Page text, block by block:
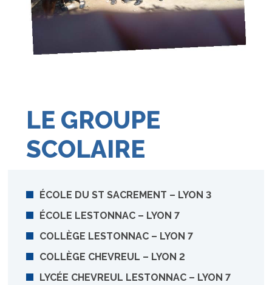
LE GROUPE
SCOLAIRE
ÉCOLE DU ST SACREMENT – LYON 3
ÉCOLE LESTONNAC – LYON 7
COLLÈGE LESTONNAC – LYON 7
COLLÈGE CHEVREUL – LYON 2
LYCÉE CHEVREUL LESTONNAC – LYON 7